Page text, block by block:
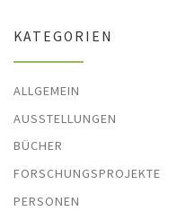
KATEGORIEN
ALLGEMEIN
AUSSTELLUNGEN
BÜCHER
FORSCHUNGSPROJEKTE
PERSONEN